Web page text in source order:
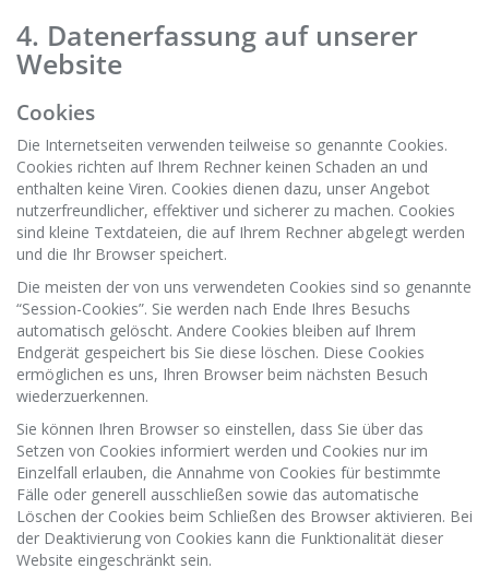
4. Datenerfassung auf unserer
Website
Cookies
Die Internetseiten verwenden teilweise so genannte Cookies.
Cookies richten auf Ihrem Rechner keinen Schaden an und
enthalten keine Viren. Cookies dienen dazu, unser Angebot
nutzerfreundlicher, effektiver und sicherer zu machen. Cookies
sind kleine Textdateien, die auf Ihrem Rechner abgelegt werden
und die Ihr Browser speichert.
Die meisten der von uns verwendeten Cookies sind so genannte
“Session-Cookies”. Sie werden nach Ende Ihres Besuchs
automatisch gelöscht. Andere Cookies bleiben auf Ihrem
Endgerät gespeichert bis Sie diese löschen. Diese Cookies
ermöglichen es uns, Ihren Browser beim nächsten Besuch
wiederzuerkennen.
Sie können Ihren Browser so einstellen, dass Sie über das
Setzen von Cookies informiert werden und Cookies nur im
Einzelfall erlauben, die Annahme von Cookies für bestimmte
Fälle oder generell ausschließen sowie das automatische
Löschen der Cookies beim Schließen des Browser aktivieren. Bei
der Deaktivierung von Cookies kann die Funktionalität dieser
Website eingeschränkt sein.